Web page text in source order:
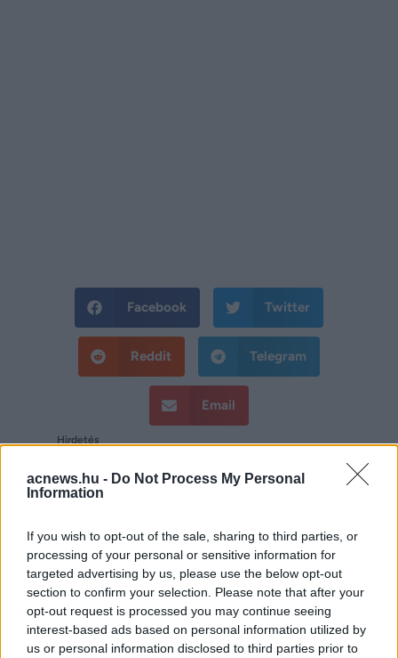
acnews.hu - Do Not Process My Personal
Information
If you wish to opt-out of the sale, sharing to third parties, or
processing of your personal or sensitive information for
targeted advertising by us, please use the below opt-out
section to confirm your selection. Please note that after your
opt-out request is processed you may continue seeing
interest-based ads based on personal information utilized by
us or personal information disclosed to third parties prior to
Facebook Twitter
Reddit Telegram
Email
Hirdetés